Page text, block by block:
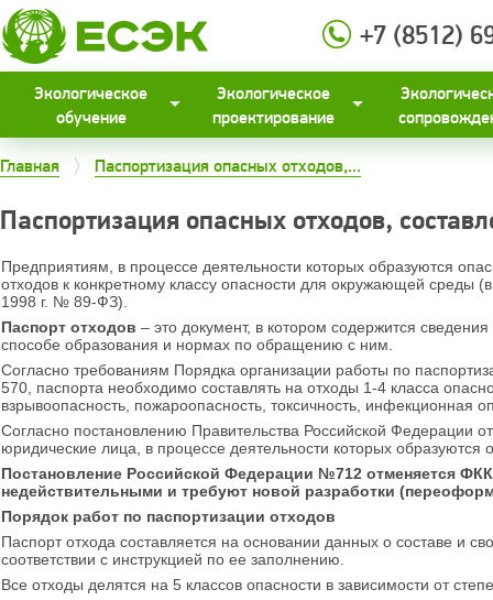
+7 (8512)
Экологическое
обучение
Экологическое
проектирование
Главная Паспортизация опасных отходов,...
Паспортизация опасных отходов,
Предприятиям, в процессе деятельности которых образуются
отходов к конкретному классу опасности для окружающей среды
1998 г. № 89-ФЗ).
Паспорт отходов – это документ, в котором содержится
способе образования и нормах по обращению с ним.
Согласно требованиям Порядка организации работы по
570, паспорта необходимо составлять на отходы 1-4 класса
взрывоопасность, пожароопасность, токсичность, инфекционная
Согласно постановлению Правительства Российской Федерации
юридические лица, в процессе деятельности которых образуются
Постановление Российской Федерации №712 отменяется
недействительными и требуют новой разработки
Порядок работ по паспортизации отходов
Паспорт отхода составляется на основании данных о составе и
соответствии с инструкцией по ее заполнению.
Все отходы делятся на 5 классов опасности в зависимости от